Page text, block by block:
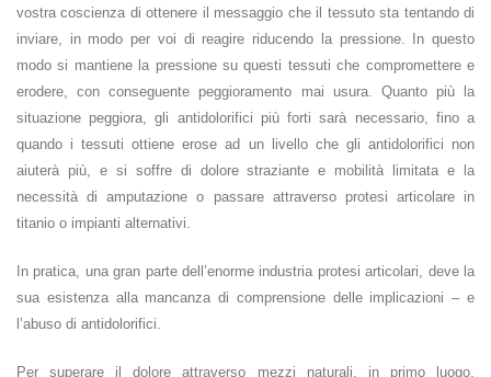
vostra coscienza di ottenere il messaggio che il tessuto sta tentando di
inviare, in modo per voi di reagire riducendo la pressione. In questo
modo si mantiene la pressione su questi tessuti che compromettere e
erodere, con conseguente peggioramento mai usura. Quanto più la
situazione peggiora, gli antidolorifici più forti sarà necessario, fino a
quando i tessuti ottiene erose ad un livello che gli antidolorifici non
aiuterà più, e si soffre di dolore straziante e mobilità limitata e la
necessità di amputazione o passare attraverso protesi articolare in
titanio o impianti alternativi.
In pratica, una gran parte dell’enorme industria protesi articolari, deve la
sua esistenza alla mancanza di comprensione delle implicazioni – e
l’abuso di antidolorifici.
Per superare il dolore attraverso mezzi naturali, in primo luogo,